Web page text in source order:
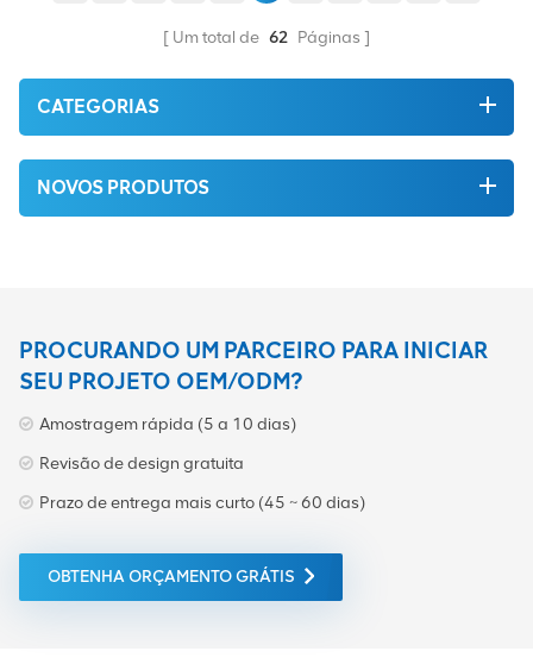
fornecido ao melhor preço
fornecido ao melhor preço
possível.
Um total de 62 Páginas
CATEGORIAS
NOVOS PRODUTOS
PROCURANDO UM PARCEIRO PARA INICIAR
SEU PROJETO OEM/ODM?
Amostragem rápida (5 a 10 dias)
Revisão de design gratuita
Prazo de entrega mais curto (45 ~ 60 dias)
OBTENHA ORÇAMENTO GRÁTIS